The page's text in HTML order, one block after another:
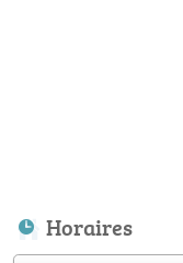
Horaires